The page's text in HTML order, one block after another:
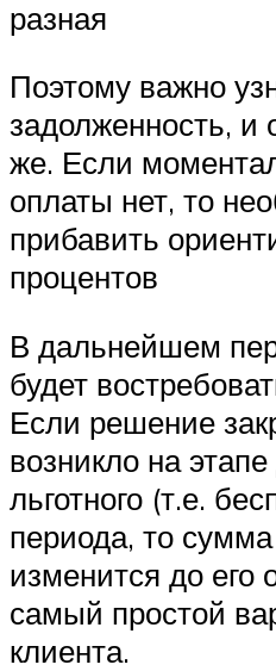
разная
Поэтому важно
задолженность, и
же. Если
оплаты нет, то
прибавить
процентов
В дальнейшем
будет
Если решение
возникло на
льготного (т.е.
периода, то
изменится до его
самый простой
клиента.